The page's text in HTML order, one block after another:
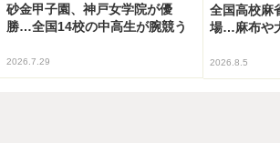
砂金甲子園、神戸女学院が優
勝…全国14校の中高生が腕競う
2026.7.29
全国高校麻
場…麻布や
2026.8.5